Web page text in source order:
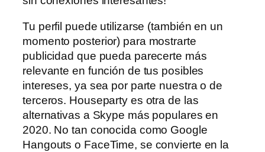
Tu perfil puede utilizarse (también en un
momento posterior) para mostrarte
publicidad que pueda parecerte más
relevante en función de tus posibles
intereses, ya sea por parte nuestra o de
terceros. Houseparty es otra de las
alternativas a Skype más populares en
2020. No tan conocida como Google
Hangouts o FaceTime, se convierte en la